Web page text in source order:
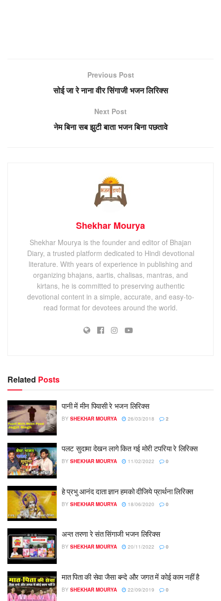
Previous Post
सोई जा रे नाना वीर सिंगाजी भजन लिरिक्स
Next Post
नेम बिना सब झुटी बाता भजन बिना पछतावे
Shekhar Mourya
Shekhar Mourya is the founder and editor of Bhajan
Diary, a trusted platform dedicated to Hindi devotional
literature. With years of experience in publishing and
organizing bhajans, aartis, chalisas, mantras, and
kirtans, he is committed to preserving authentic
devotional content in a simple, accurate, and easy-to-
read format for devotees around the world.
Related Posts
पानी में मीन पियासी रे भजन लिरिक्स
BY SHEKHAR MOURYA 26/03/2018 2
पलट सुदामा देखन लागे कित गई मोरी टपरिया रे लिरिक्स
BY SHEKHAR MOURYA 11/02/2022 0
हे प्रभु आनंद दाता ज्ञान हमको दीजिये प्रार्थना लिरिक्स
BY SHEKHAR MOURYA 18/06/2020 0
अन्त तरणा रे संत सिंगाजी भजन लिरिक्स
BY SHEKHAR MOURYA 20/11/2022 0
मात पिता की सेवा जैसा बन्दे और जगत में कोई काम नहीं है
BY SHEKHAR MOURYA 22/09/2019 0